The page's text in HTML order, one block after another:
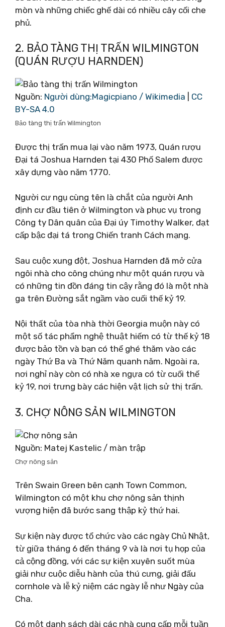
mòn và những chiếc ghế dài có nhiều cây cối che
phủ.
2. BẢO TÀNG THỊ TRẤN WILMINGTON
(QUÁN RƯỢU HARNDEN)
Nguồn: Người dùng:Magicpiano / Wikimedia
CC
BY-SA 4.0
Bảo tàng thị trấn Wilmington
Được thị trấn mua lại vào năm 1973, Quán rượu
Đại tá Joshua Harnden tại 430 Phố Salem được
xây dựng vào năm 1770.
Người cư ngụ cùng tên là chắt của người Anh
định cư đầu tiên ở Wilmington và phục vụ trong
Công ty Dân quân của Đại úy Timothy Walker, đạt
cấp bậc đại tá trong Chiến tranh Cách mạng.
Sau cuộc xung đột, Joshua Harnden đã mở cửa
ngôi nhà cho công chúng như một quán rượu và
có những tin đồn đáng tin cậy rằng đó là một nhà
ga trên Đường sắt ngầm vào cuối thế kỷ 19.
Nội thất của tòa nhà thời Georgia muộn này có
một số tác phẩm nghệ thuật hiếm có từ thế kỷ 18
được bảo tồn và bạn có thể ghé thăm vào các
ngày Thứ Ba và Thứ Năm quanh năm. Ngoài ra,
nơi nghỉ này còn có nhà xe ngựa có từ cuối thế
kỷ 19, nơi trưng bày các hiện vật lịch sử thị trấn.
3. CHỢ NÔNG SẢN WILMINGTON
Nguồn: Matej Kastelic / màn trập
Chợ nông sản
Trên Swain Green bên cạnh Town Common,
Wilmington có một khu chợ nông sản thịnh
vượng hiện đã bước sang thập kỷ thứ hai.
Sự kiện này được tổ chức vào các ngày Chủ Nhật,
từ giữa tháng 6 đến tháng 9 và là nơi tụ họp của
cả cộng đồng, với các sự kiện xuyên suốt mùa
giải như cuộc diễu hành của thú cưng, giải đấu
cornhole và lễ kỷ niệm các ngày lễ như Ngày của
Cha.
Có một danh sách dài các nhà cung cấp mỗi tuần